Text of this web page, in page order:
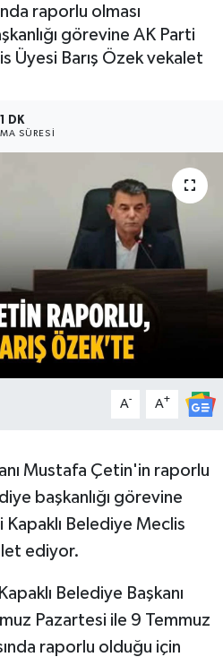
raporlu olması
görevine AK Parti
Üyesi Barış Özek vekalet
1 DK
SÜRESI
A- A+
Mustafa Çetin'in raporlu
başkanlığı görevine
Belediye Meclis
ediyor.
Belediye Başkanı
Pazartesi ile 9 Temmuz
raporlu olduğu için